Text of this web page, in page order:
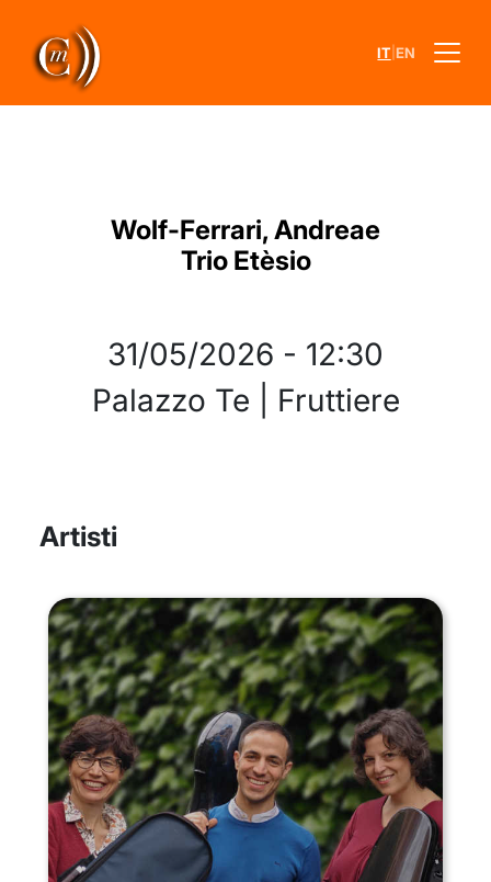
IT EN
Wolf-Ferrari, Andreae
Trio Etèsio
31/05/2026 - 12:30
Palazzo Te | Fruttiere
Artisti